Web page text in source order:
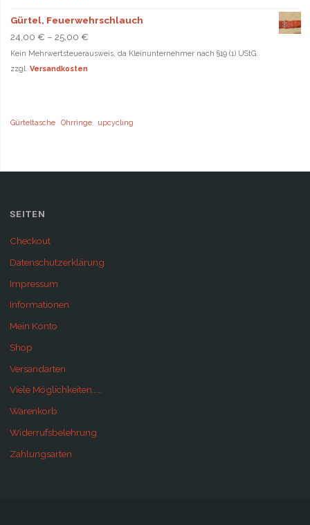
Gürtel, Feuerwehrschlauch
24,00 € – 25,00 €
Kein Mehrwertsteuerausweis, da Kleinunternehmer nach §19 (1) UStG.
zzgl. Versandkosten
Gürteltasche Ohrringe upcycling
SEITEN
Checkout
Datenschutzerklärung
Impressum
Informationen
Mein Konto
Shop
Versandarten
Viele Möglichkeiten……
Warenkorb
Widerrufsbelehrung
Zahlungsarten